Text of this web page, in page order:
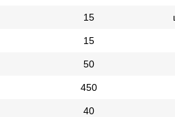
15
15
50
450
40